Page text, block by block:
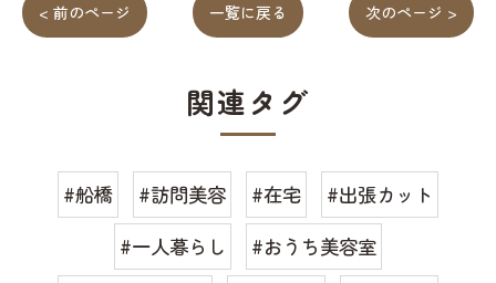
< 前のページ 一覧に戻る 次のページ >
関連タグ
#船橋 #訪問美容 #在宅
#出張カット
#一人暮らし
#おうち美容室